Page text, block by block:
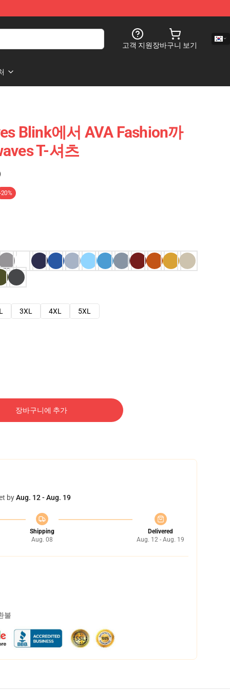
고객 지원장바구니 보기
Blink에서 AVA Fashion까
T-셔츠
-20%
3XL 4XL
5XL
장바구니에 추가
byAug. 12 - Aug. 19
Shipping
Aug. 08
Delivered
Aug. 12 - Aug. 19
불